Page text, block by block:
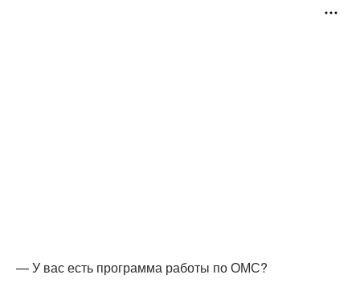
— У вас есть программа работы по ОМС?